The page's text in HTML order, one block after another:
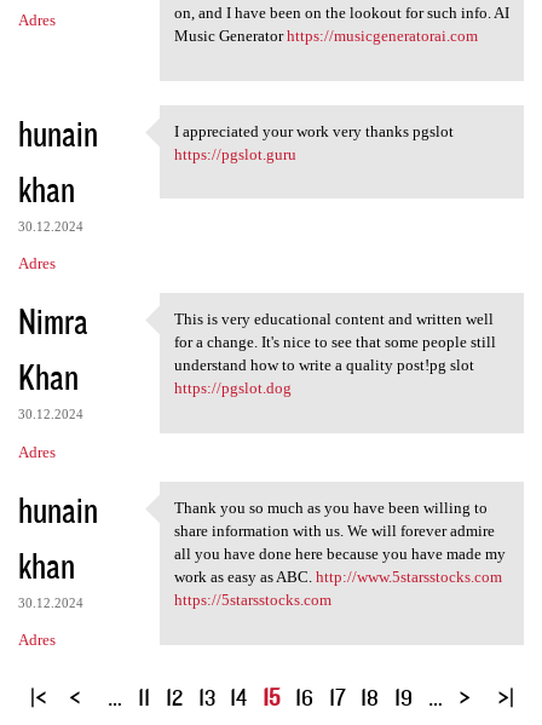
Adres
on, and I have been on the lookout for such info. AI
Music Generatorhttps://musicgeneratorai.com
hunain
khan
30.12.2024
Adres
I appreciated your work very
I appreciated your work very thanks pgslot
https://pgslot.guru
Nimra
Khan
30.12.2024
Adres
This is very educational
This is very educational content and written well
for a change. It's nice to see that some people still
understand how to write a quality post!pg slot
https://pgslot.dog
hunain
khan
30.12.2024
Adres
Thank you so much as you have
Thank you so much as you have been willing to
share information with us. We will forever admire
all you have done here because you have made my
work as easy as ABC. http://www.5starsstocks.com
https://5starsstocks.com
S
… 11 12 13 14 15 16 17 18 19 …